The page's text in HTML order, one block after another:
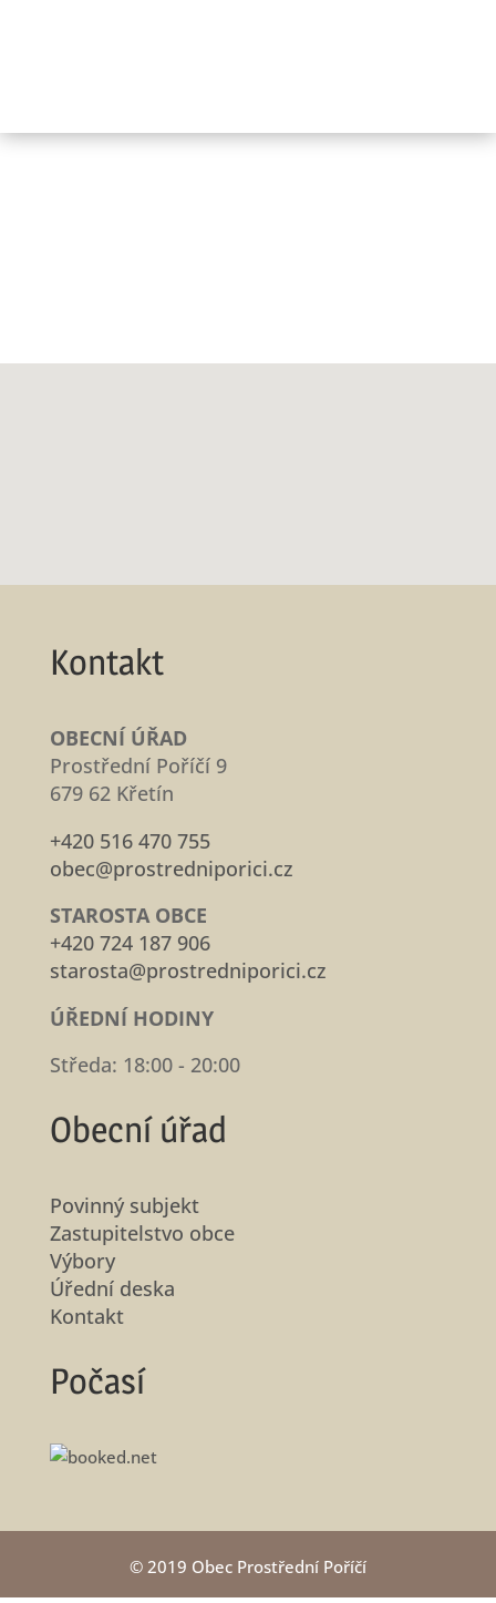
Kontakt
OBECNÍ ÚŘAD
Prostřední Poříčí 9
679 62 Křetín
+420 516 470 755
obec@prostredniporici.cz
STAROSTA OBCE
+420 724 187 906
starosta@prostredniporici.cz
ÚŘEDNÍ HODINY
Středa: 18:00 - 20:00
Obecní úřad
Povinný subjekt
Zastupitelstvo obce
Výbory
Úřední deska
Kontakt
Počasí
© 2019 Obec Prostřední Poříčí